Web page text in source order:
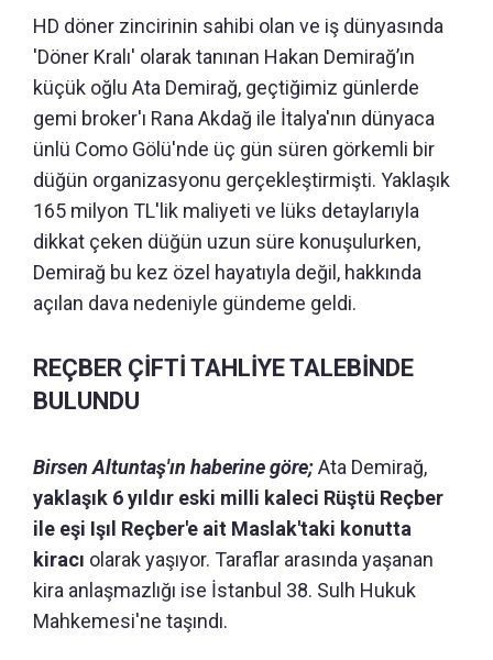
HD döner zincirinin sahibi olan ve iş dünyasında
'Döner Kralı' olarak tanınan Hakan Demirağ’ın
küçük oğlu Ata Demirağ, geçtiğimiz günlerde
gemi broker'ı Rana Akdağ ile İtalya'nın dünyaca
ünlü Como Gölü'nde üç gün süren görkemli bir
düğün organizasyonu gerçekleştirmişti. Yaklaşık
165 milyon TL'lik maliyeti ve lüks detaylarıyla
dikkat çeken düğün uzun süre konuşulurken,
Demirağ bu kez özel hayatıyla değil, hakkında
açılan dava nedeniyle gündeme geldi.
REÇBER ÇİFTİ TAHLİYE TALEBİNDE
BULUNDU
Birsen Altuntaş'ın haberine göre;Ata Demirağ,
yaklaşık 6 yıldır eski milli kaleci Rüştü Reçber
ile eşi Işıl Reçber'e ait Maslak'taki konutta
kiracı olarak yaşıyor. Taraflar arasında yaşanan
kira anlaşmazlığı ise İstanbul 38. Sulh Hukuk
Mahkemesi'ne taşındı.